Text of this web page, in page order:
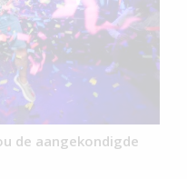
de aangekondigde